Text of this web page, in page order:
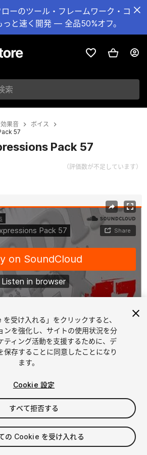
ーのツール・フレームワーク・コ
っと速く開発 — 全品50%オフ。
効果音
ボイス
57
Pack 57
（評価数が不足しています）
1 /2
れます
を受け入れる」をクリックすると、
ンを強化し、サイトの使用状況を分
ティング活動を支援するために、デ
存することに同意したことになり
ます。
Cookie 設定
すべて拒否する
の Cookie を受け入れる